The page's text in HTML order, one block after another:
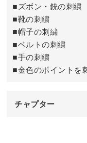
■ズボン・銃の刺繍
■靴の刺繍
■帽子の刺繍
■ベルトの刺繍
■手の刺繍
■金色のポイントを
チャプター